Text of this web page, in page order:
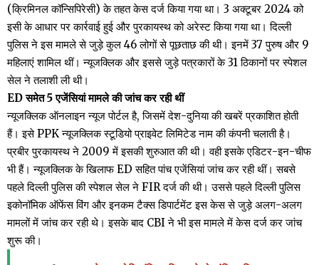
(क्रिमिनल कॉन्सिपिरेसी) के तहत केस दर्ज किया गया था। 3 अक्टूबर 2024 को
इसी के आधार पर कार्रवाई हुई और पुरकायस्थ को अरेस्ट किया गया था। दिल्ली
पुलिस ने इस मामले से जुड़े कुल 46 लोगों से पूछताछ की थी। इनमें 37 पुरुष और 9
महिलाएं शामिल थीं। न्यूजक्लिक और इससे जुड़े पत्रकारों के 31 ठिकानों पर स्पेशल
सेल ने तलाशी ली थी।
ED समेत 5 एजेंसियां मामले की जांच कर रही थीं
न्यूजक्लिक ऑनलाइन न्यूज पोर्टल है, जिसमें देश-दुनिया की खबरें प्रकाशित होती
हैं। इसे PPK न्यूजक्लिक स्टूडियो प्राइवेट लिमिटेड नाम की कंपनी चलाती है।
प्रबीर पुरकायस्थ ने 2009 में इसकी शुरुआत की थी। वही इसके एडिटर-इन-चीफ
भी हैं। न्यूजक्लिक के खिलाफ ED सहित पांच एजेंसियां जांच कर रही थीं। सबसे
पहले दिल्ली पुलिस की स्पेशल सेल ने FIR दर्ज की थी। उससे पहले दिल्ली पुलिस
इकोनॉमिक ऑफेंस विंग और इनकम टैक्स डिपार्टमेंट इस केस से जुड़े अलग-अलग
मामलों में जांच कर रही थे। इसके बाद CBI ने भी इस मामले में केस दर्ज कर जांच
शुरू की।